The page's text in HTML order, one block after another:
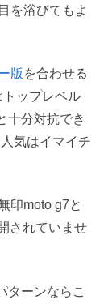
を浴びてもよ
版 を合わせる
ップレベル
十分対抗でき
気はイマイチ
印moto g7と
されていませ
ターンならこ